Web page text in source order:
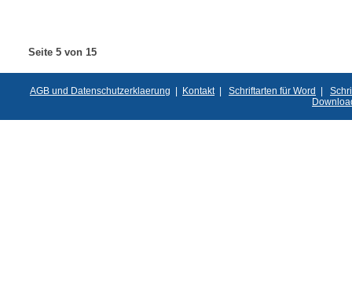
Seite 5 von 15
AGB und Datenschutzerklaerung | Kontakt| Schriftarten für Word |